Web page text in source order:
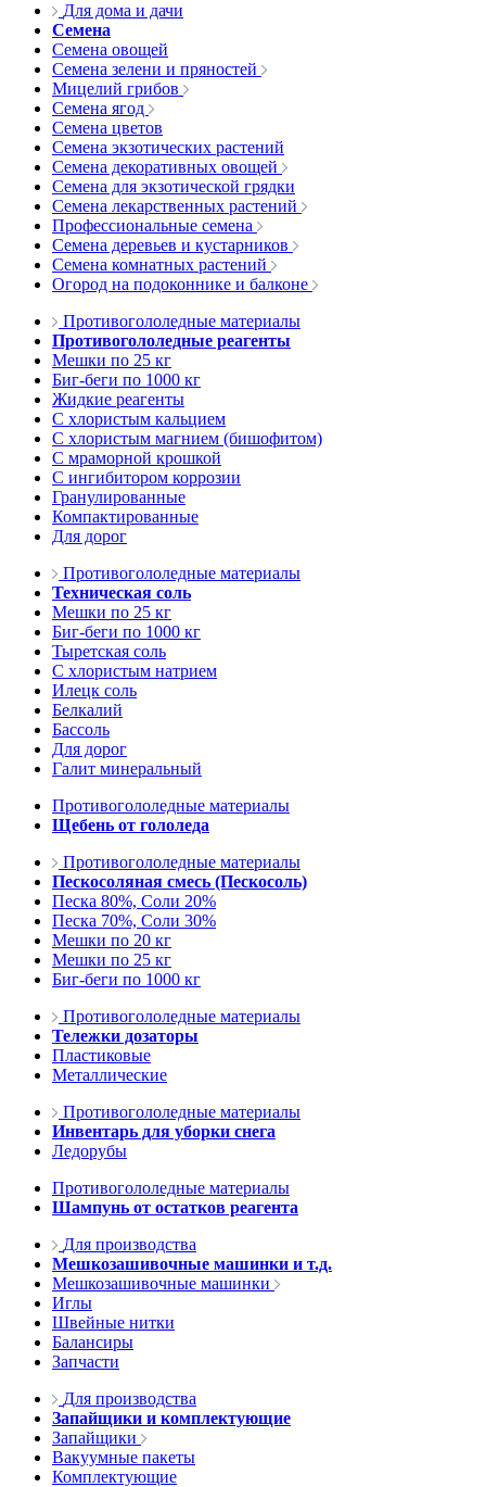
Для дома и дачи
Семена
Семена овощей
Семена зелени и пряностей
Мицелий грибов
Семена ягод
Семена цветов
Семена экзотических растений
Семена декоративных овощей
Семена для экзотической грядки
Семена лекарственных растений
Профессиональные семена
Семена деревьев и кустарников
Семена комнатных растений
Огород на подоконнике и балконе
Противогололедные материалы
Противогололедные реагенты
Мешки по 25 кг
Биг-беги по 1000 кг
Жидкие реагенты
С хлористым кальцием
С хлористым магнием (бишофитом)
С мраморной крошкой
С ингибитором коррозии
Гранулированные
Компактированные
Для дорог
Противогололедные материалы
Техническая соль
Мешки по 25 кг
Биг-беги по 1000 кг
Тыретская соль
С хлористым натрием
Илецк соль
Белкалий
Бассоль
Для дорог
Галит минеральный
Противогололедные материалы
Щебень от гололеда
Противогололедные материалы
Пескосоляная смесь (Пескосоль)
Песка 80%, Соли 20%
Песка 70%, Соли 30%
Мешки по 20 кг
Мешки по 25 кг
Биг-беги по 1000 кг
Противогололедные материалы
Тележки дозаторы
Пластиковые
Металлические
Противогололедные материалы
Инвентарь для уборки снега
Ледорубы
Противогололедные материалы
Шампунь от остатков реагента
Для производства
Мешкозашивочные машинки и т.д.
Мешкозашивочные машинки
Иглы
Швейные нитки
Балансиры
Запчасти
Для производства
Запайщики и комплектующие
Запайщики
Вакуумные пакеты
Комплектующие